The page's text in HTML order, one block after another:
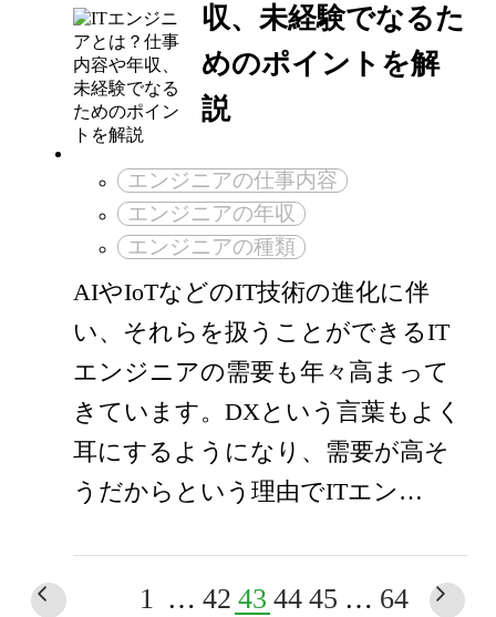
収、未経験でなるた
めのポイントを解
説
エンジニアの仕事内容
エンジニアの年収
エンジニアの種類
AIやIoTなどのIT技術の進化に伴
い、それらを扱うことができるIT
エンジニアの需要も年々高まって
きています。DXという言葉もよく
耳にするようになり、需要が高そ
うだからという理由でITエン…
1 … 42 43 44 45 … 64